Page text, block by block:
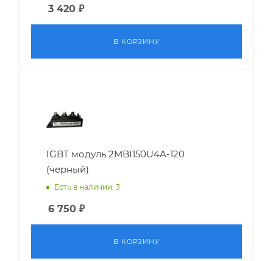
3 420 ₽
В КОРЗИНУ
IGBT модуль 2MBI150U4A-120
(черный)
Есть в наличии: 3
6 750 ₽
В КОРЗИНУ